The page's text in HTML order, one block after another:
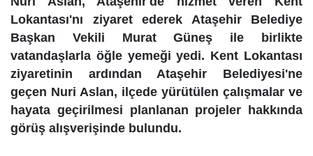
Lokantası'nı ziyaret ederek Ataşehir Belediye
Başkan Vekili Murat Güneş ile birlikte
vatandaşlarla öğle yemeği yedi. Kent Lokantası
ziyaretinin ardından Ataşehir Belediyesi'ne
geçen Nuri Aslan, ilçede yürütülen çalışmalar ve
hayata geçirilmesi planlanan projeler hakkında
görüş alışverişinde bulundu.